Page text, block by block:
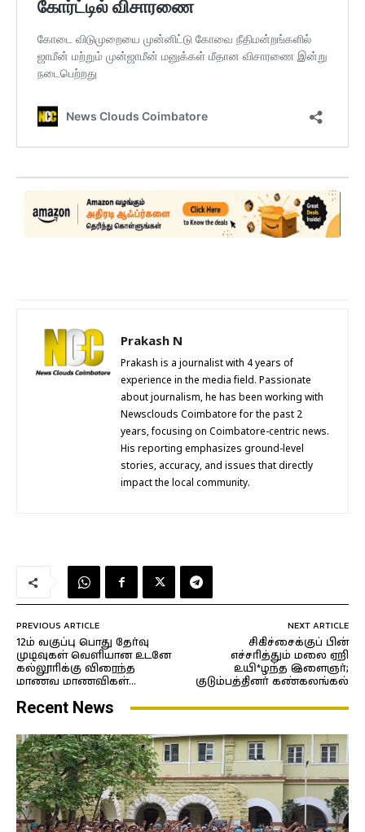
Prakash N
Prakash is a journalist with 4 years of
experience in the media field. Passionate
about journalism, he has been working with
Newsclouds Coimbatore for the past 2
years, focusing on Coimbatore-centric news.
His reporting emphasizes ground-level
stories, accuracy, and issues that directly
impact the local community.
PREVIOUS ARTICLE
12ம் வகுப்பு பொது தேர்வு
முடிவுகள் வெளியான உடனே
கல்லூரிக்கு விரைந்த
மாணவ மாணவிகள்…
NEXT ARTICLE
சிகிச்சைக்குப் பின்
எச்சரித்தும் மலை ஏறி
உயி*ழந்த இளைஞர்;
குடும்பத்தினர் கண்கலங்கல்
Recent News